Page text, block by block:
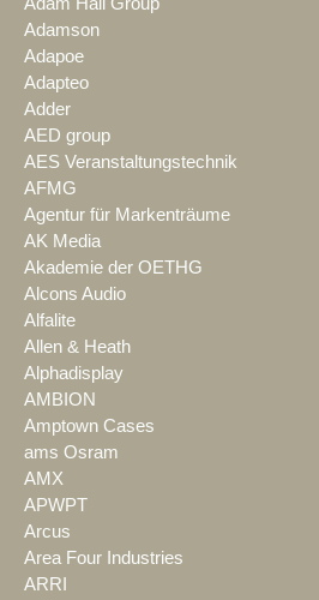
Adamson
Adapoe
Adapteo
Adder
AED group
AES Veranstaltungstechnik
AFMG
Agentur für Markenträume
AK Media
Akademie der OETHG
Alcons Audio
Alfalite
Allen & Heath
Alphadisplay
AMBION
Amptown Cases
ams Osram
AMX
APWPT
Arcus
Area Four Industries
ARRI